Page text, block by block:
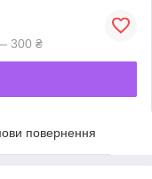
300 ₴
повернення